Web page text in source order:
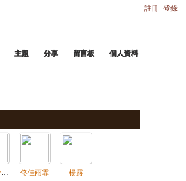
註冊 登錄
主題 分享 留言板 個人資料
莫日根哈日查蓋 佟佳雨霏 楊露